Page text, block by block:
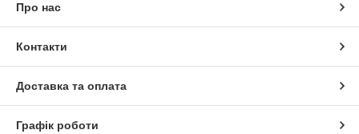
Про нас
Контакти
Доставка та оплата
Графік роботи